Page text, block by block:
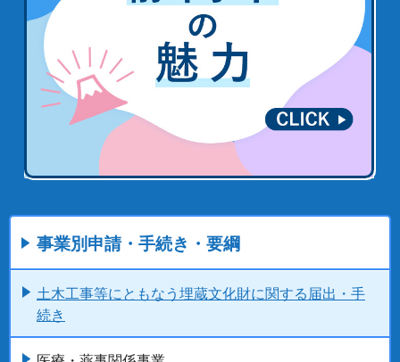
事業別申請・手続き・要綱
土木工事等にともなう埋蔵文化財に関する届出・手
続き